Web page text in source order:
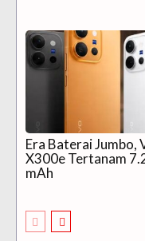
Era Baterai Jumbo,
X300e Tertanam
mAh